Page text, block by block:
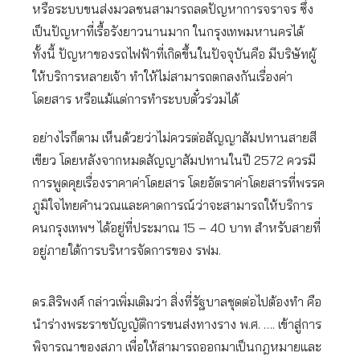
หรือระบบขนส่งมวลชนสามารถลดปัญหาการจราจร ซึ่ง
เป็นปัญหาที่เรื้อรังยาวนานมาก ในกรุงเทพมหานครได้
ทั้งนี้ ปัญหาของรถไฟฟ้าที่เกิดขึ้นในปัจจุบันคือ มีบริษัทผู้
ให้บริการหลายเจ้า ทำให้ไม่สามารถตกลงกันเรื่องค่า
โดยสาร หรือแม้แต่การทำระบบตั๋วร่วมได้
อย่างไรก็ตาม เห็นด้วยว่าไม่ควรต่อสัญญาสัมปทานสายสี
เขียว โดยหลังจากหมดสัญญาสัมปทานในปี 2572 ควรมี
การพูดคุยเรื่องราคาค่าโดยสาร โดยอัตราค่าโดยสารที่พรรค
ภูมิใจไทยคำนวณและคาดการณ์ว่าจะสามารถให้บริการ
คนกรุงเทพฯ ได้อยู่ที่ประมาณ 15 – 40 บาท สำหรับสายที่
อยู่ภายใต้การบริหารจัดการของ รฟม.
ดร.สิริพงศ์ กล่าวเพิ่มเติมว่า สิ่งที่รัฐบาลชุดต่อไปต้องทำ คือ
นำร่างพระราชบัญญัติการขนส่งทางราง พ.ศ. …. เข้าสู่การ
พิจารณาของสภา เพื่อให้สามารถออกมาเป็นกฎหมายและ